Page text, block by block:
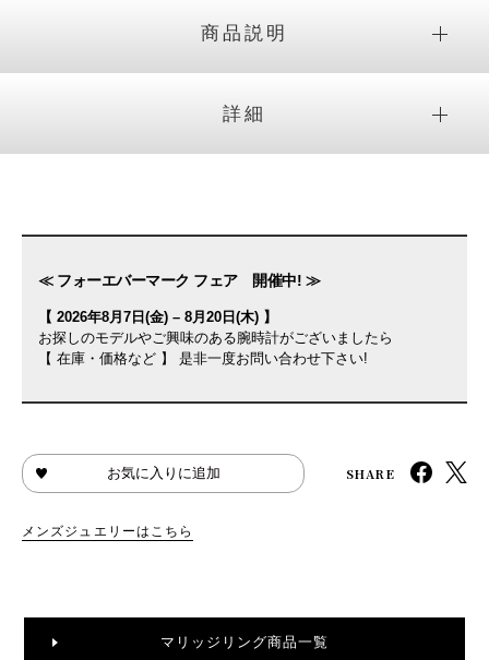
商品説明
詳細
≪ フォーエバーマーク フェア 開催中! ≫
【 2026年8月7日(金) – 8月20日(木) 】
お探しのモデルやご興味のある腕時計がございましたら
【 在庫・価格など 】 是非一度お問い合わせ下さい!
お気に入りに追加 SHARE
メンズジュエリーはこちら
マリッジリング商品一覧